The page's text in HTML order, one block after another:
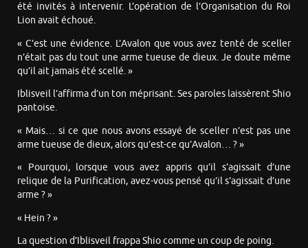
été invités à intervenir. L’opération de l’Organisation du Roi
Lion avait échoué.
« C’est une évidence. L’Avalon que vous avez tenté de sceller
n’était pas du tout une arme tueuse de dieux. Je doute même
qu’il ait jamais été scellé. »
Iblisveil l’affirma d’un ton méprisant. Ses paroles laissèrent Shio
pantoise.
« Mais… si ce que nous avons essayé de sceller n’est pas une
arme tueuse de dieux, alors qu’est-ce qu’Avalon… ? »
« Pourquoi, lorsque vous avez appris qu’il s’agissait d’une
relique de la Purification, avez-vous pensé qu’il s’agissait d’une
arme ? »
« Hein ? »
La question d’Iblisveil frappa Shio comme un coup de poing.